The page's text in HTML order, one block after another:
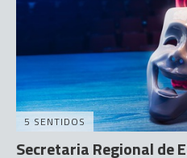
5 SENTIDOS
Secretaria Regional de